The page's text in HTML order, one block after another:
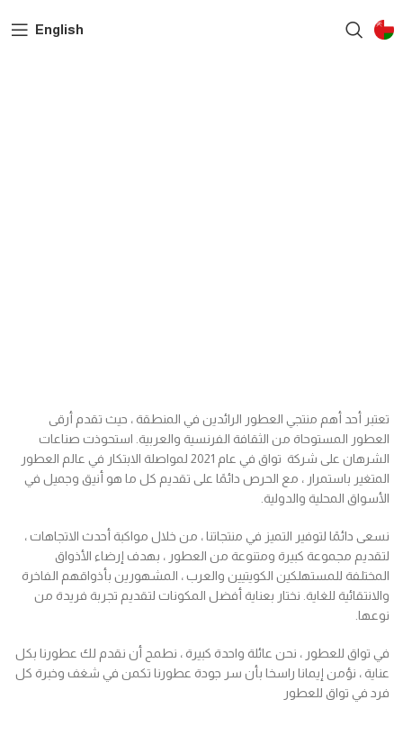
English
تعتبر أحد أهم منتجي العطور الرائدين في المنطقة ، حيث تقدم أرقى
العطور المستوحاة من الثقافة الفرنسية والعربية. استحوذت صناعات
الشرهان على شركة تواق في عام 2021 لمواصلة الابتكار في عالم العطور
المتغير باستمرار ، مع الحرص دائمًا على تقديم كل ما هو أنيق وجميل في
الأسواق المحلية والدولية.
نسعى دائمًا لتوفير التميز في منتجاتنا ، من خلال مواكبة أحدث الاتجاهات ،
لتقديم مجموعة كبيرة ومتنوعة من العطور ، بهدف إرضاء الأذواق
المختلفة للمستهلكين الكويتيين والعرب ، المشهورين بأذواقهم الفاخرة
والانتقائية للغاية. نختار بعناية أفضل المكونات لتقديم تجربة فريدة من
نوعها.
في تواق للعطور ، نحن عائلة واحدة كبيرة ، نطمح أن نقدم لك عطورنا بكل
عناية ، نؤمن إيمانا راسخا بأن سر جودة عطورنا تكمن في شغف وخبرة كل
فرد في تواق للعطور